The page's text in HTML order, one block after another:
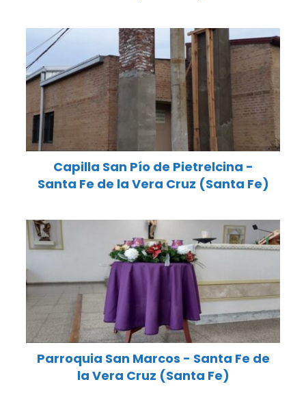
Capilla San Pío de Pietrelcina -
Santa Fe de la Vera Cruz (Santa Fe)
Parroquia San Marcos - Santa Fe de
la Vera Cruz (Santa Fe)